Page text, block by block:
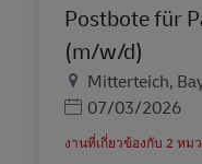
Postbote für
(m/w/d)
สถานที่
Mitterteich,
Posted Date
07/03/2026
งานที่เกี่ยวข้องกับ 2 ห